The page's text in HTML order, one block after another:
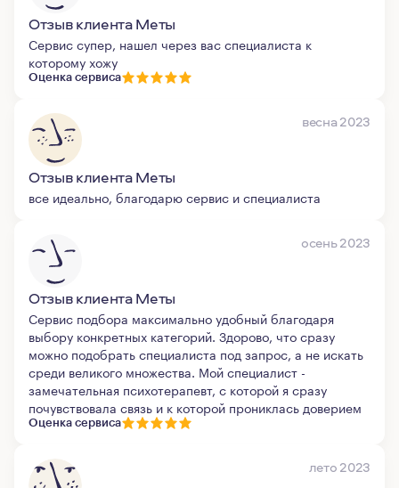
Отзыв клиента Меты
Сервис супер, нашел через вас специалиста к
которому хожу
Оценка сервиса
весна 2023
Отзыв клиента Меты
все идеально, благодарю сервис и специалиста
осень 2023
Отзыв клиента Меты
Сервис подбора максимально удобный благодаря
выбору конкретных категорий. Здорово, что сразу
можно подобрать специалиста под запрос, а не искать
среди великого множества. Мой специалист -
замечательная психотерапевт, с которой я сразу
почувствовала связь и к которой прониклась доверием
Оценка сервиса
лето 2023